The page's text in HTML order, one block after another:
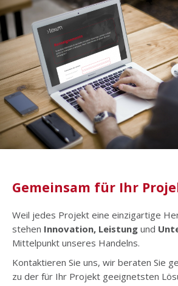
Gemeinsam für Ihr
Weil jedes Projekt eine einzigartige
stehen Innovation, Leistung und
Mittelpunkt unseres Handelns.
Kontaktieren Sie uns, wir beraten Sie
zu der für Ihr Projekt geeignetsten